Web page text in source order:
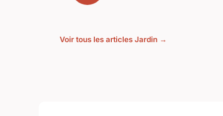
Voir tous les articles Jardin →